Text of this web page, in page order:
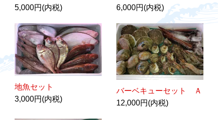
5,000円(内税)
6,000円(内税)
地魚セット
3,000円(内税)
バーベキューセット Ａ
12,000円(内税)